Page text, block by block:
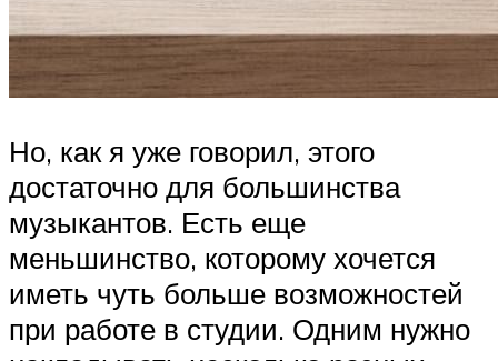
Но, как я уже говорил, этого
достаточно для большинства
музыкантов. Есть еще
меньшинство, которому хочется
иметь чуть больше возможностей
при работе в студии. Одним нужно